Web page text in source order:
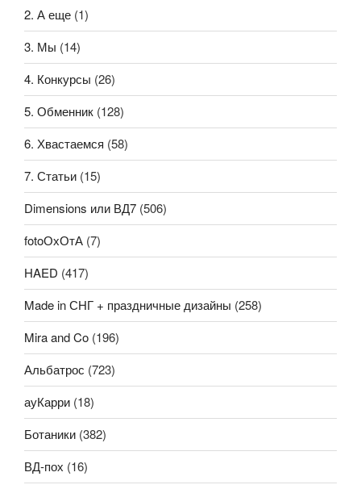
2. А еще (1)
3. Мы (14)
4. Конкурсы (26)
5. Обменник (128)
6. Хвастаемся (58)
7. Статьи (15)
Dimensions или ВД7 (506)
fotoОхОтА (7)
HAED (417)
Made in СНГ + праздничные дизайны (258)
Mira and Co (196)
Альбатрос (723)
ауКарри (18)
Ботаники (382)
ВД-пох (16)